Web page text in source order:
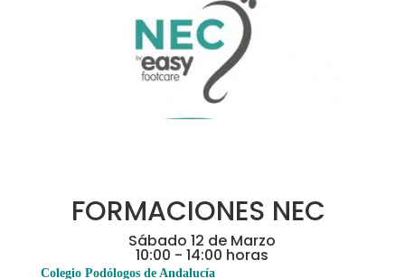
FORMACIONES NEC
Sábado 12 de Marzo
10:00 - 14:00 horas
Colegio Podólogos de Andalucía